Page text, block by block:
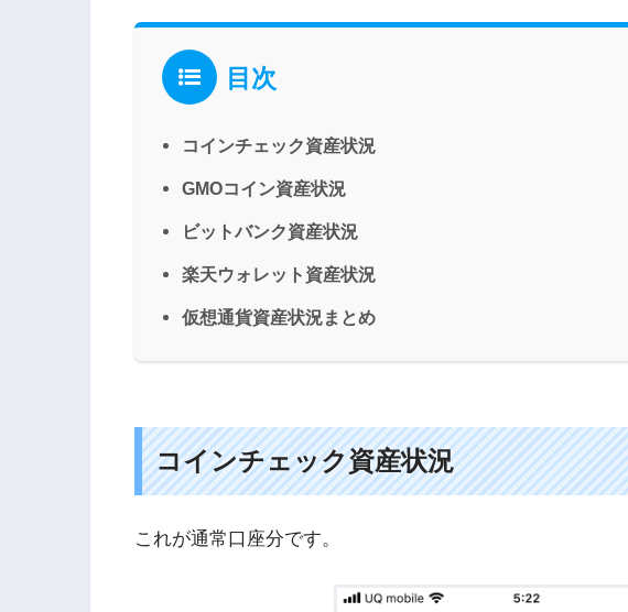
目次
コインチェック資産状況
GMOコイン資産状況
ビットバンク資産状況
楽天ウォレット資産状況
仮想通貨資産状況まとめ
コインチェック資産状況
これが通常口座分です。